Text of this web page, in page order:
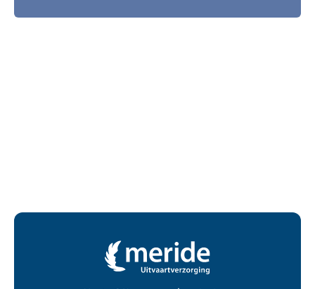
Contactgegevens en footer menu van Meride